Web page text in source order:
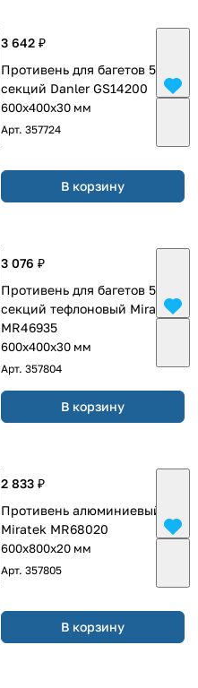
3 642 ₽
Противень для багетов 5
секций Danler GS14200
600х400х30 мм
Арт. 357724
В корзину
3 076 ₽
Противень для багетов 5
секций тефлоновый Miratek
MR46935
600х400х30 мм
Арт. 357804
В корзину
2 833 ₽
Противень алюминиевый
Miratek MR68020
600х800х20 мм
Арт. 357805
В корзину